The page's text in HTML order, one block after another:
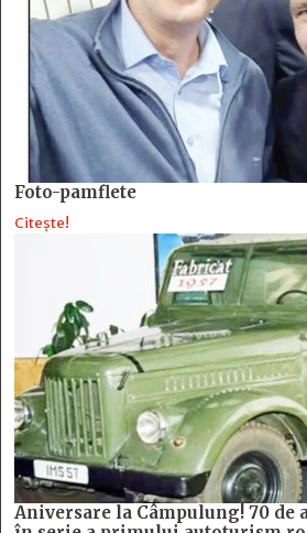
Foto-pamflete
Citește!
Aniversare la Câmpulung! 70 de